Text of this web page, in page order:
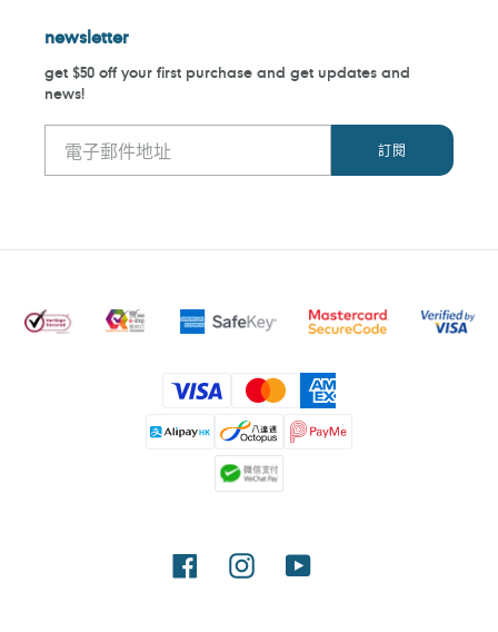
newsletter
get $50 off your first purchase and get updates and
news!
付
款
方
式
FacebookInstagramYouTube